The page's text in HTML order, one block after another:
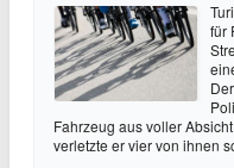
für
Fahrzeug aus voller
verletzte er vier von ihnen